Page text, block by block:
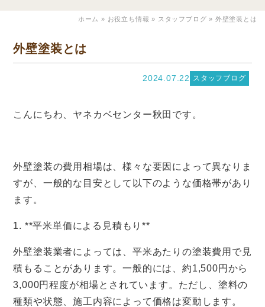
ホーム » お役立ち情報 » スタッフブログ » 外壁塗装とは
外壁塗装とは
2024.07.22 スタッフブログ
こんにちわ、ヤネカベセンター秋田です。
外壁塗装の費用相場は、様々な要因によって異なりま
すが、一般的な目安として以下のような価格帯があり
ます。
1. **平米単価による見積もり**
外壁塗装業者によっては、平米あたりの塗装費用で見
積もることがあります。一般的には、約1,500円から
3,000円程度が相場とされています。ただし、塗料の
種類や状態、施工内容によって価格は変動します。